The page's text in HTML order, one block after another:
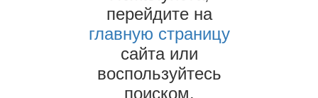
перейдите на
главную страницу
сайта или
воспользуйтесь
поиском.